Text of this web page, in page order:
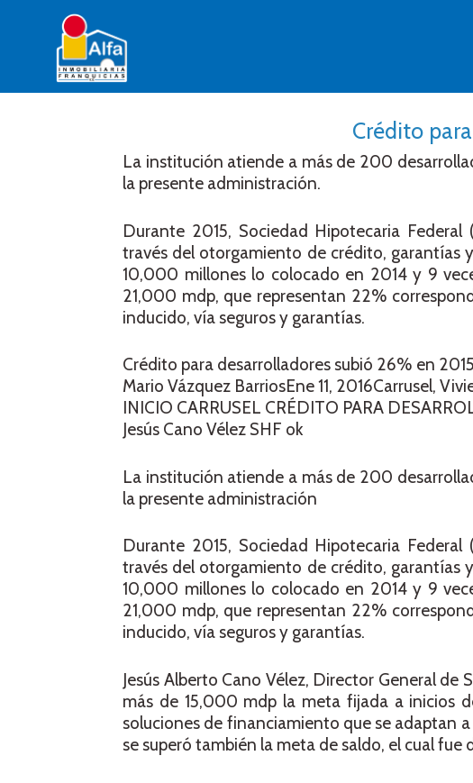
Crédito
La institución atiende a más de 200
la presente administración.
Durante 2015, Sociedad Hipotecaria
través del otorgamiento de crédito, garantías
10,000 millones lo colocado en 2014 y 9
21,000 mdp, que representan 22%
inducido, vía seguros y garantías.
Crédito para desarrolladores subió 26% en
Mario Vázquez BarriosEne 11, 2016Carrusel,
INICIO CARRUSEL CRÉDITO PARA
Jesús Cano Vélez SHF ok
La institución atiende a más de 200
la presente administración
Durante 2015, Sociedad Hipotecaria
través del otorgamiento de crédito, garantías
10,000 millones lo colocado en 2014 y 9
21,000 mdp, que representan 22%
inducido, vía seguros y garantías.
Jesús Alberto Cano Vélez, Director General de
más de 15,000 mdp la meta fijada a inicios
soluciones de financiamiento que se adaptan
se superó también la meta de saldo, el cual